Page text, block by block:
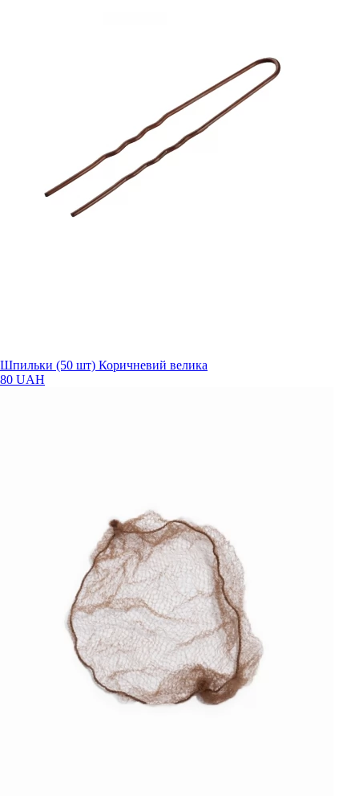
Шпильки (50 шт) Коричневий велика
80 UAH